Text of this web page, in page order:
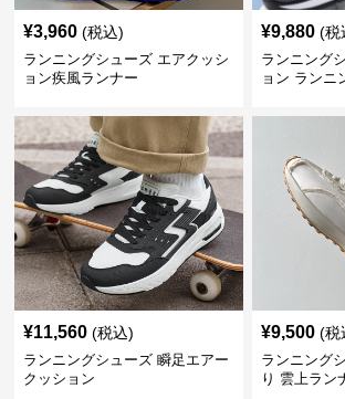
¥3,960 (税込)
ランニングシューズ エアクッシ
ョン疾風ランナー
¥9,880 (税
ランニング
ョン ランニ
¥11,560 (税込)
ランニングシューズ 瞬足エアー
クッション
¥9,500 (税
ランニング
り 雲上ラン